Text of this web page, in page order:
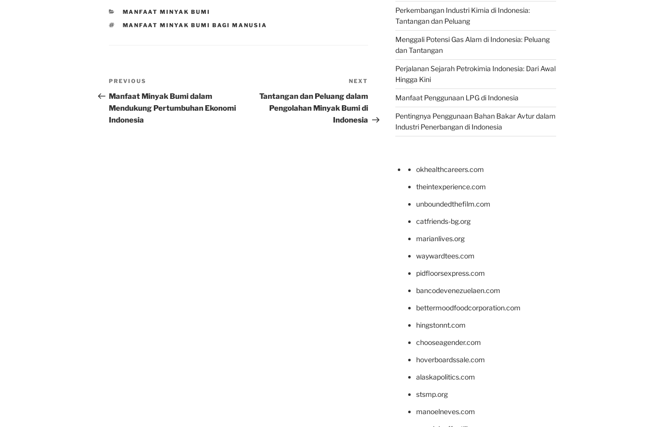
CATEGORIES
MANFAAT MINYAK BUMI
TAGS
MANFAAT MINYAK BUMI BAGI MANUSIA
Post
navigation
Previous
Post
PREVIOUS
Manfaat Minyak Bumi dalam
Mendukung Pertumbuhan Ekonomi
Indonesia
Post
NEXT
Tantangan dan Peluang dalam
Pengolahan Minyak Bumi di
Indonesia
Perkembangan Industri Kimia di Indonesia:
Tantangan dan Peluang
Menggali Potensi Gas Alam di Indonesia: Peluang
dan Tantangan
Perjalanan Sejarah Petrokimia Indonesia: Dari Awal
Hingga Kini
Manfaat Penggunaan LPG di Indonesia
Pentingnya Penggunaan Bahan Bakar Avtur dalam
Industri Penerbangan di Indonesia
okhealthcareers.com
theintexperience.com
unboundedthefilm.com
catfriends-bg.org
marianlives.org
waywardtees.com
pidfloorsexpress.com
bancodevenezuelaen.com
bettermoodfoodcorporation.com
hingstonnt.com
chooseagender.com
hoverboardssale.com
alaskapolitics.com
stsmp.org
manoelneves.com